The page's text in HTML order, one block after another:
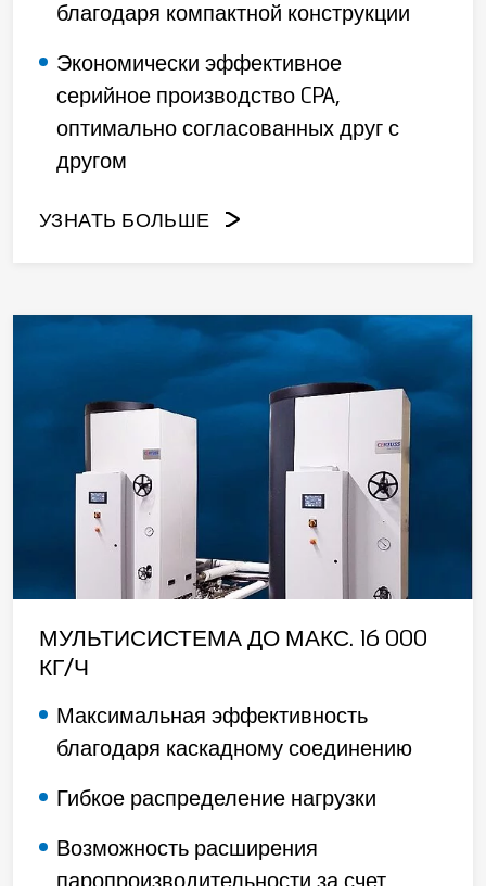
благодаря компактной конструкции
Экономически эффективное
серийное производство CPA,
оптимально согласованных друг с
другом
УЗНАТЬ БОЛЬШЕ
МУЛЬТИСИСТЕМА ДО МАКС. 16 000
КГ/Ч
Максимальная эффективность
благодаря каскадному соединению
Гибкое распределение нагрузки
Возможность расширения